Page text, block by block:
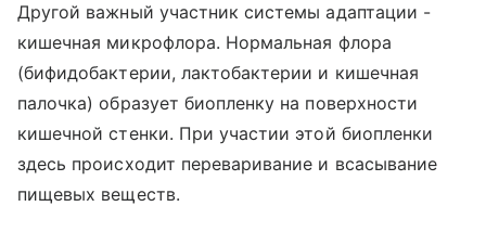
Другой важный участник системы адаптации -
кишечная микрофлора. Нормальная флора
(бифидобактерии, лактобактерии и кишечная
палочка) образует биопленку на поверхности
кишечной стенки. При участии этой биопленки
здесь происходит переваривание и всасывание
пищевых веществ.